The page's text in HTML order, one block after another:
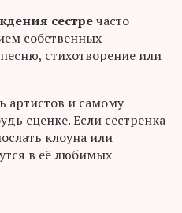
сестречасто
собственных
стихотворение или
и самому
сценке. Если сестренка
клоуна или
в её любимых